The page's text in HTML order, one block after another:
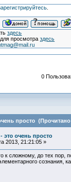
.
здесь
просмотраздесь
0
просто (Прочитано
это очень просто
2013, 21:21:05 »
к сложному, до тех пор,
сознания,